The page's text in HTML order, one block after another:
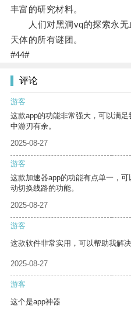
丰富的研究材料。
人们对黑洞vq的探索永无
天体的所有谜团。
#44#
评论
游客
这款app的功能非常强大，可以满
中游刃有余。
2025-08-27
游客
这款加速器app的功能有点单一，
动切换线路的功能。
2025-08-27
游客
这款软件非常实用，可以帮助我解决
2025-08-27
游客
这个是app神器